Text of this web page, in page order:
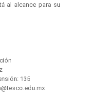
al alcance para su
135